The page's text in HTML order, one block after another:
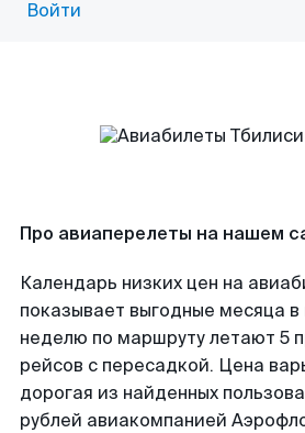
Войти
Про авиаперелеты на нашем
Календарь низких цен на
показывает выгодные месяца
неделю по маршруту летают 5
рейсов с пересадкой. Цена
дорогая из найденных
рублей авиакомпанией